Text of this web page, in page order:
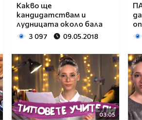
Какво ще
кандидатствам и
лудницата около бала
3 097 09.05.2018
03:05